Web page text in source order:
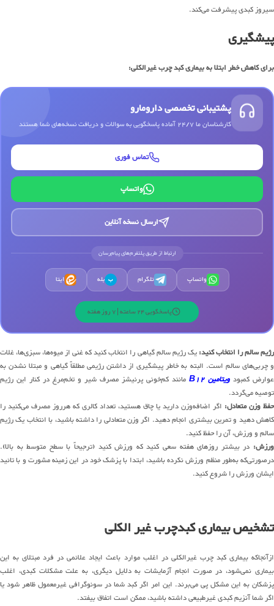
سیروز کبدی پیشرفت می‌کند.
پیشگیری
برای کاهش خطر ابتلا به بیماری کبد چرب غیرالکلی:
پشتیبانی تخصصی دارومارو
کارشناسان ما 24/7 آماده پاسخگویی به سوالات و دریافت نسخه‌های شما هستند
تماس فوری
واتساپ
ارسال نسخه آنلاین
ارتباط از طریق پلتفرم‌های پیام‌رسان
واتساپ تلگرام ب بله ایتا
پاسخگویی 24 ساعته | 7 روز هفته
رژیم سالم را انتخاب کنید:یک رژیم سالم گیاهی را انتخاب کنید که غنی از میوه‌ها، سبزی‌ها، غلات
و چربی‌های سالم است. البته به خاطر پیشگیری از داشتن رژیمی مطلقاً گیاهی و مبتلا نشدن به
عوارض کمبود ویتامین B12
مانند کم‌خونی پرنیشز مصرف شیر و تخم‌مرغ در کنار این رژیم
توصیه می‌گردد.
حفظ وزن متعادل: اگر اضافه‌وزن دارید یا چاق هستید، تعداد کالری که هرروز مصرف می‌کنید را
کاهش دهید و تمرین بیشتری انجام دهید. اگر وزن متعادلی را داشته باشید، با انتخاب یک رژیم
سالم و ورزش، آن را حفظ کنید.
ورزش: در بیشتر روزهای هفته سعی کنید که ورزش کنید (ترجیحاً با سطح متوسط به بالا).
درصورتی‌که به‌طور منظم ورزش نکرده باشید، ابتدا با پزشک خود در این زمینه مشورت و با تائید
ایشان ورزش را شروع کنید.
تشخیص بیماری کبدچرب غیر الکلی
ازآنجاکه بیماری کبد چرب غیرالکلی در اغلب موارد باعث ایجاد علائمی در فرد مبتلای به این
بیماری نمی‌شود، در صورت انجام آزمایشات به دلایل دیگری، به علت مشکلات کبدی، اغلب
پزشکان به این مشکل پی می‌برند. این امر اگر کبد شما در سونوگرافی غیرمعمول ظاهر شود یا
اگر شما آنزیم کبدی غیرطبیعی داشته باشید، ممکن است اتفاق بیفتد.